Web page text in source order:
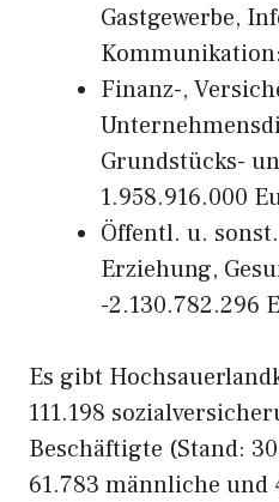
Gastgewerbe,
Finanz-,
Grundstücks-
1.958.916.000
Öffentl. u.
Erziehung,
-2.130.782.296
Es gibt
111.198
Beschäftigte (Stand:
61.783 männliche und